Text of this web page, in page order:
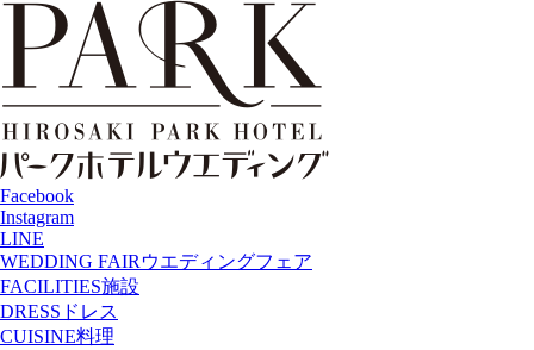
Facebook
Instagram
LINE
WEDDING FAIR ウエディングフェア
FACILITIES施設
DRESS ドレス
CUISINE料理